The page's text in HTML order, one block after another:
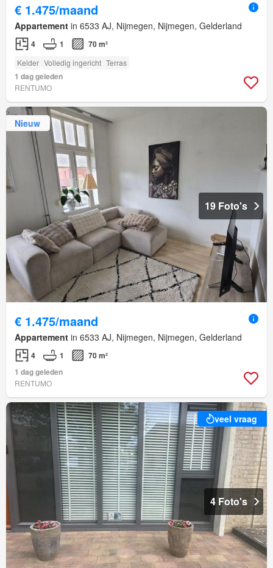
€ 1.475/maand
Appartement in 6533 AJ, Nijmegen, Nijmegen, Gelderland
4 1 70 m²
Kelder Volledig ingericht Terras
1 dag geleden
RENTUMO
Nieuw
19 Foto's
€ 1.475/maand
Appartement in 6533 AJ, Nijmegen, Nijmegen, Gelderland
4 1
70 m²
1 dag geleden
RENTUMO
veel vraag
4 Foto's